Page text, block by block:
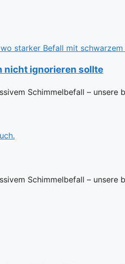
nicht ignorieren sollte
Schimmelbefall –
Schimmelbefall –